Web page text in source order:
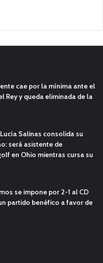
cae por la mínima ante el
Rey y queda eliminada de la
Salinas consolida su
será asistente de
en Ohio mientras cursa su
se impone por 2-1 al CD
partido benéfico a favor de